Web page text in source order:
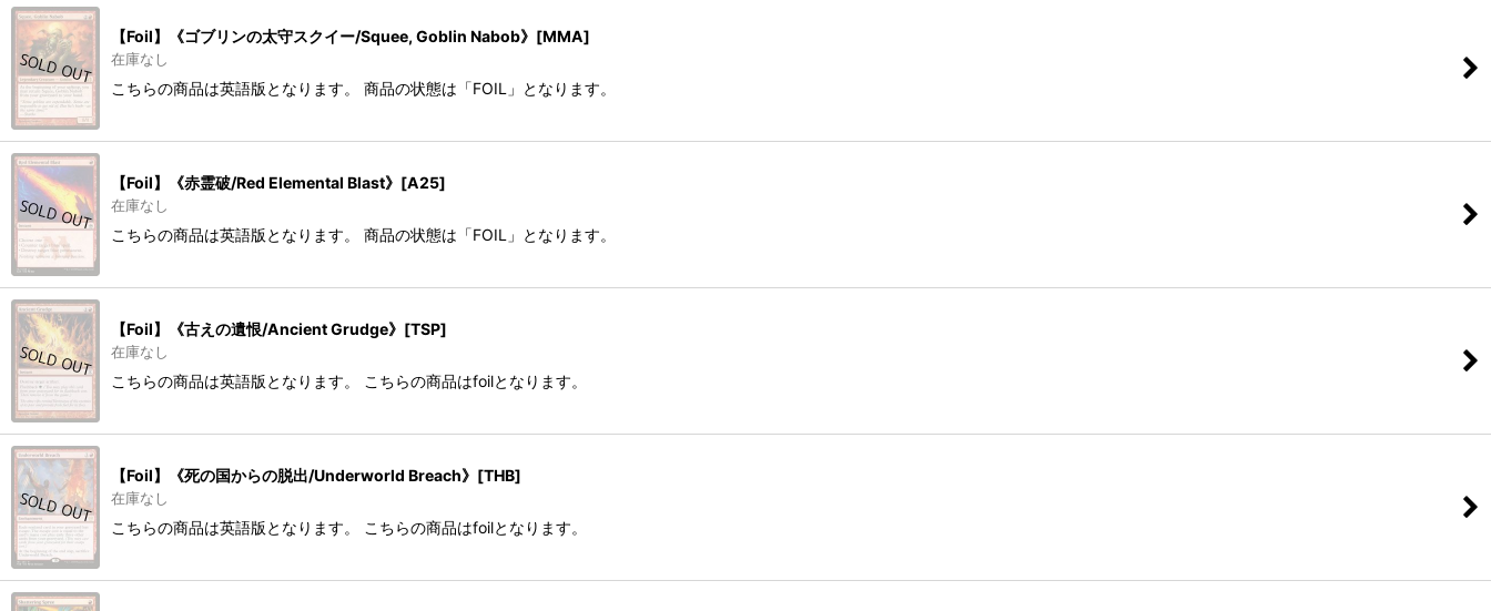
【Foil】《ゴブリンの太守スクイー/Squee, Goblin Nabob》[MMA]
在庫なし
こちらの商品は英語版となります。 商品の状態は「FOIL」となります。
【Foil】《赤霊破/Red Elemental Blast》[A25]
在庫なし
こちらの商品は英語版となります。 商品の状態は「FOIL」となります。
【Foil】《古えの遺恨/Ancient Grudge》[TSP]
在庫なし
こちらの商品は英語版となります。 こちらの商品はfoilとなります。
【Foil】《死の国からの脱出/Underworld Breach》[THB]
在庫なし
こちらの商品は英語版となります。 こちらの商品はfoilとなります。